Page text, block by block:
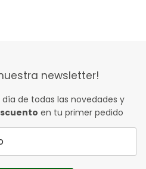
newsletter!
de todas las novedades y
en tu primer pedido